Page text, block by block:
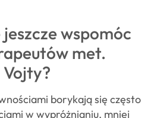
wspomóc
met.
borykają się często
w wypróżnianiu, mniej